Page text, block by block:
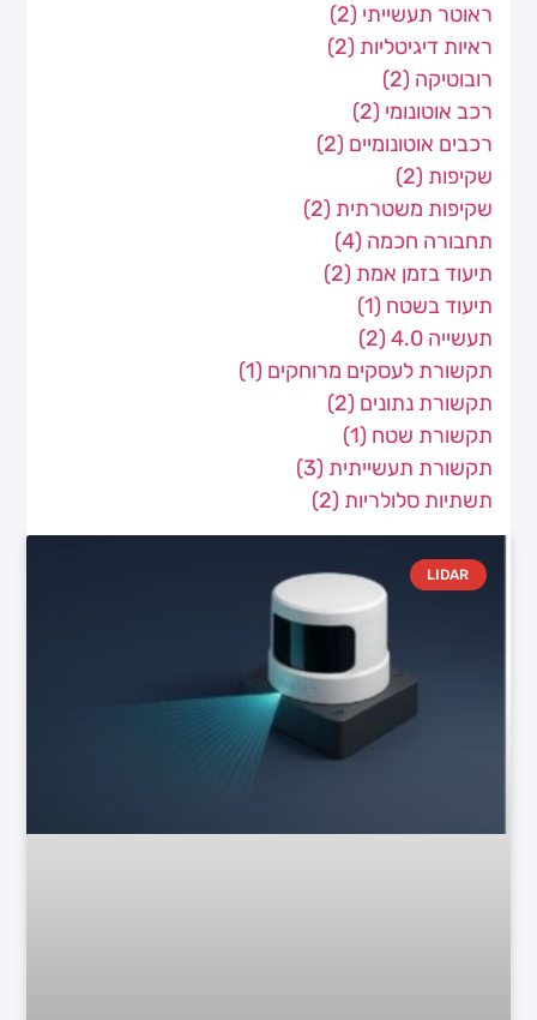
LIDAR
ראוטר תעשייתי (2)
ראיות דיגיטליות (2)
רובוטיקה (2)
רכב אוטונומי (2)
רכבים אוטונומיים (2)
שקיפות (2)
שקיפות משטרתית (2)
תחבורה חכמה (4)
תיעוד בזמן אמת (2)
תיעוד בשטח (1)
תעשייה 4.0
(2)
תקשורת לעסקים מרוחקים (1)
תקשורת נתונים (2)
תקשורת שטח (1)
תקשורת תעשייתית (3)
תשתיות סלולריות (2)